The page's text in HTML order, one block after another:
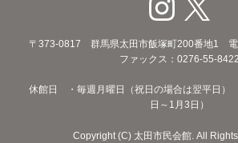
〒373‐0817 群馬県太田市飯塚町200番地1
ファックス：0276-55-8422
休館日 ・毎週月曜日（祝日の場合は翌平日）
日～1月3日）
Copyright (C) 太田市民会館. All